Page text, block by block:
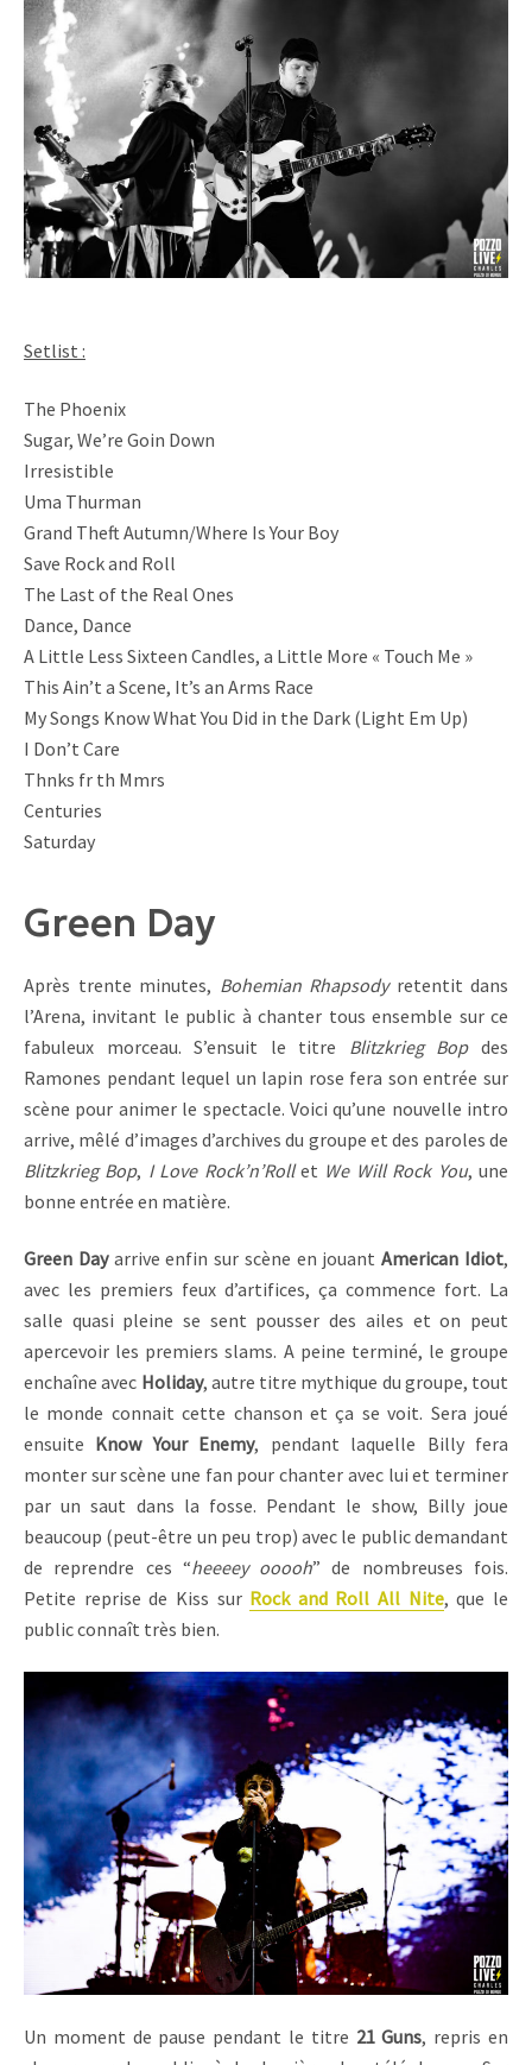
Setlist :
The Phoenix
Sugar, We’re Goin Down
Irresistible
Uma Thurman
Grand Theft Autumn/Where Is Your Boy
Save Rock and Roll
The Last of the Real Ones
Dance, Dance
A Little Less Sixteen Candles, a Little More « Touch Me »
This Ain’t a Scene, It’s an Arms Race
My Songs Know What You Did in the Dark (Light Em Up)
I Don’t Care
Thnks fr th Mmrs
Centuries
Saturday
Green Day
Après trente minutes, Bohemian Rhapsodyretentit dans
l’Arena, invitant le public à chanter tous ensemble sur ce
fabuleux morceau. S’ensuit le titre Blitzkrieg Bopdes
Ramones pendant lequel un lapin rose fera son entrée sur
scène pour animer le spectacle. Voici qu’une nouvelle intro
arrive, mêlé d’images d’archives du groupe et des paroles de
Blitzkrieg Bop, I Love Rock’n’Rollet We Will Rock You, une
bonne entrée en matière.
Green Dayarrive enfin sur scène en jouantAmerican Idiot,
avec les premiers feux d’artifices, ça commence fort. La
salle quasi pleine se sent pousser des ailes et on peut
apercevoir les premiers slams. A peine terminé, le groupe
enchaîne avec Holiday, autre titre mythique du groupe, tout
le monde connait cette chanson et ça se voit. Sera joué
ensuite Know Your Enemy, pendant laquelle Billy fera
monter sur scène une fan pour chanter avec lui et terminer
par un saut dans la fosse. Pendant le show, Billy joue
beaucoup (peut-être un peu trop) avec le public demandant
de reprendre ces “heeeey ooooh” de nombreuses fois.
Petite reprise de Kiss sur Rock and Roll All Nite, que le
public connaît très bien.
Un moment de pause pendant le titre 21 Guns, repris en